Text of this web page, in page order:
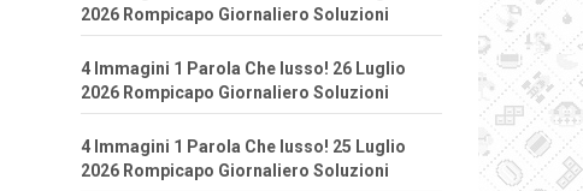
2026 Rompicapo Giornaliero Soluzioni
4 Immagini 1 Parola Che lusso! 26 Luglio
2026 Rompicapo Giornaliero Soluzioni
4 Immagini 1 Parola Che lusso! 25 Luglio
2026 Rompicapo Giornaliero Soluzioni